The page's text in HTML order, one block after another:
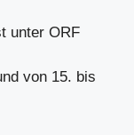
unter ORF
von 15. bis